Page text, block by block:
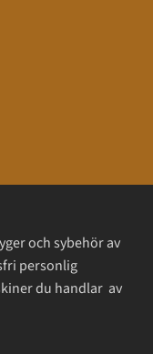
och sybehör av
personlig
du handlar av